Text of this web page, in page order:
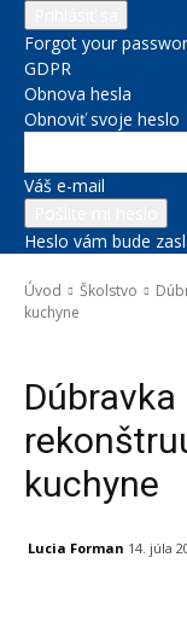
Forgot your
GDPR
Obnova hesla
Obnoviť svoje heslo
Váš e-mail
Heslo vám bude
Úvod Školstvo
kuchyne
kuchyne
Lucia Forman 14. júla